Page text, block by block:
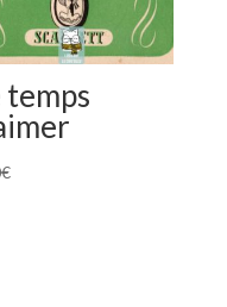
temps
€